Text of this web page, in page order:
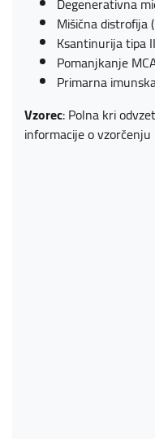
Mišična distrofija
Ksantinurija tipa
Pomanjkanje
Primarna
Vzorec: Polna kri
informacije o